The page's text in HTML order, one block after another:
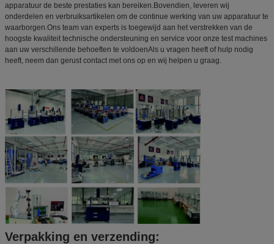
apparatuur de beste prestaties kan bereiken.Bovendien, leveren wij
onderdelen en verbruiksartikelen om de continue werking van uw apparatuur te
waarborgen.Ons team van experts is toegewijd aan het verstrekken van de
hoogste kwaliteit technische ondersteuning en service voor onze test machines
aan uw verschillende behoeften te voldoenAls u vragen heeft of hulp nodig
heeft, neem dan gerust contact met ons op en wij helpen u graag.
Verpakking en verzending: